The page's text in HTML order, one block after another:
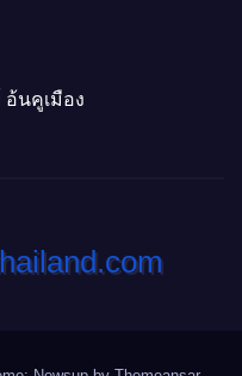
นคูเมือง